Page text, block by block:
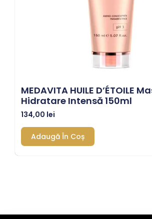
MEDAVITA HUILE D’ÉTOILE
Hidratare Intensă 150ml
134,00 lei
Adaugă În Coș